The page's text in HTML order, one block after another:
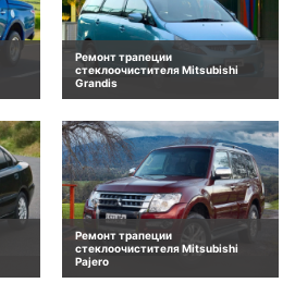
Ремонт трапеции
стеклоочистителя Mitsubishi
Grandis
Ремонт трапеции
стеклоочистителя Mitsubishi
Pajero